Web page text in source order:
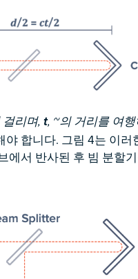
리며, t, ~의 거리를 여
합니다. 그림 4는 이러
에서 반사된 후 빔 분할